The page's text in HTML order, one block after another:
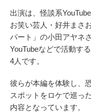
出演は、怪談系
お笑い芸人・好井まさ
パート」の小田アヤネ
YouTubeなどで活動す
4人です。
彼らが本編を体験し、
スポットをロケで巡っ
内容となっています。